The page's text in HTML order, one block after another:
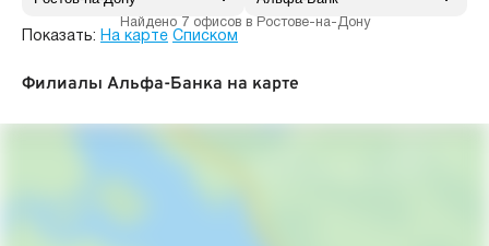
Найдено 7 офисов в Ростове-на-Дону
Показать: На карте Списком
Филиалы Альфа-Банка на карте